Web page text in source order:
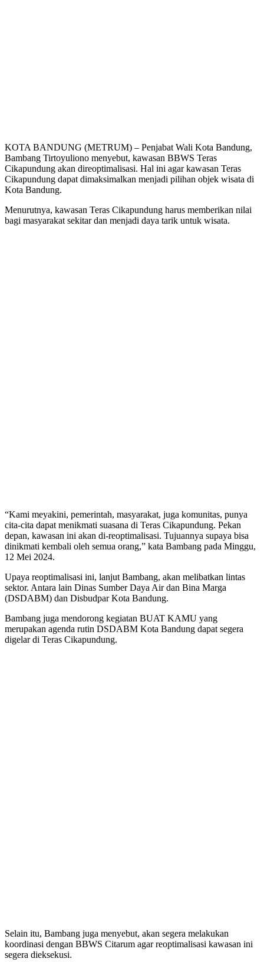
KOTA BANDUNG (METRUM) – Penjabat Wali Kota Bandung,
Bambang Tirtoyuliono menyebut, kawasan BBWS Teras
Cikapundung akan direoptimalisasi. Hal ini agar kawasan Teras
Cikapundung dapat dimaksimalkan menjadi pilihan objek wisata di
Kota Bandung.
Menurutnya, kawasan Teras Cikapundung harus memberikan nilai
bagi masyarakat sekitar dan menjadi daya tarik untuk wisata.
“Kami meyakini, pemerintah, masyarakat, juga komunitas, punya
cita-cita dapat menikmati suasana di Teras Cikapundung. Pekan
depan, kawasan ini akan di-reoptimalisasi. Tujuannya supaya bisa
dinikmati kembali oleh semua orang,” kata Bambang pada Minggu,
12 Mei 2024.
Upaya reoptimalisasi ini, lanjut Bambang, akan melibatkan lintas
sektor. Antara lain Dinas Sumber Daya Air dan Bina Marga
(DSDABM) dan Disbudpar Kota Bandung.
Bambang juga mendorong kegiatan BUAT KAMU yang
merupakan agenda rutin DSDABM Kota Bandung dapat segera
digelar di Teras Cikapundung.
Selain itu, Bambang juga menyebut, akan segera melakukan
koordinasi dengan BBWS Citarum agar reoptimalisasi kawasan ini
segera dieksekusi.